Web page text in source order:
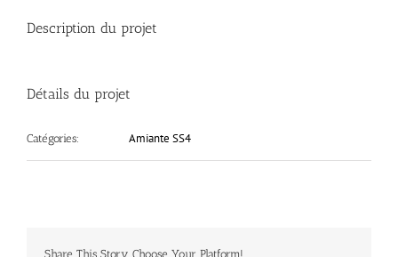
Description du projet
Détails du projet
Catégories: Amiante SS4
Share This Story, Choose Your Platform!